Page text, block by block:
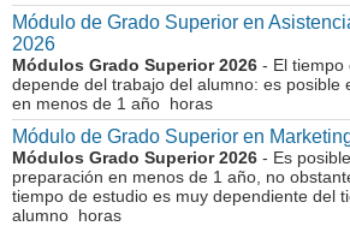
Módulo de Grado Superior en
2026
Módulos Grado Superior 2026 - El tiempo
depende del trabajo del alumno: es posible
en menos de 1 año horas
Módulo de Grado Superior en
Módulos Grado Superior 2026 - Es
preparación en menos de 1 año, no
tiempo de estudio es muy dependiente del
alumno horas